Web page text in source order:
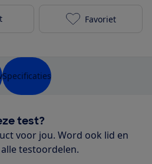
Joie
Favoriet
Specificaties
test?
voor jou. Word ook lid en
testoordelen.